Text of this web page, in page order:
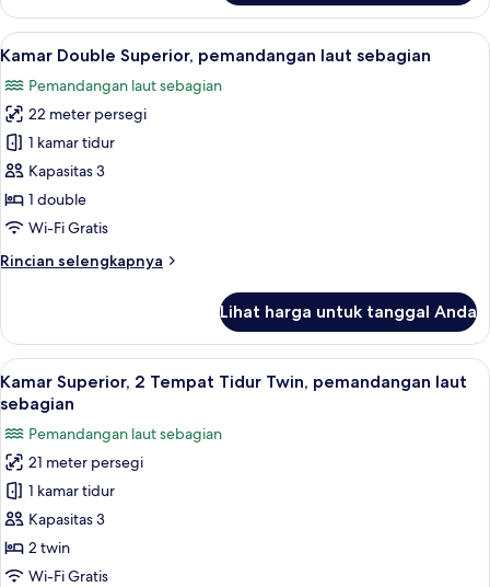
Suite,
pemandangan
laut
Lihat
semua
foto
untuk
Kamar
Double
Superior,
pemandangan
sebagian
Kamar Double Superior,
5
Kamar Double Superior, pemandangan laut sebagian
Pemandangan laut sebagian
22 meter persegi
1 kamar tidur
Kapasitas 3
1 double
Wi-Fi Gratis
Rincian selengkapnya
Rincian
Kamar
Double
Superior,
pemandangan
sebagian
Lihat harga untuk tanggal Anda
Lihat
semua
foto
untuk
Kamar
Superior,
2
Tempat
Tidur
Kamar Superior, 2 Tempat Tidur
5
Kamar Superior, 2 Tempat Tidur Twin, pemandangan laut
sebagian
Pemandangan laut sebagian
21 meter persegi
1 kamar tidur
Kapasitas 3
2 twin
Wi-Fi Gratis